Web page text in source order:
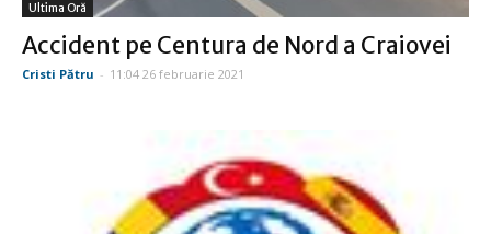
Ultima Oră
Accident pe Centura de Nord a Craiovei
Cristi Pătru - 11:04 26 februarie 2021